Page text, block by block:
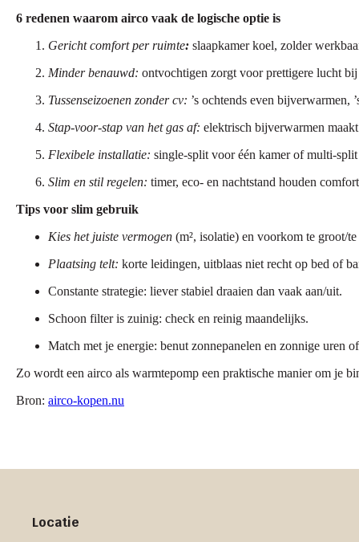
6 redenen waarom airco vaak de logische optie is
Gericht comfort per ruimte: slaapkamer koel, zolder
Minder benauwd: ontvochtigen zorgt voor prettigere lucht
Tussenseizoenen zonder cv: ’s ochtends even bijverwarmen,
Stap-voor-stap van het gas af: elektrisch bijverwarmen
Flexibele installatie: single-split voor één kamer of multi-
Slim en stil regelen: timer, eco- en nachtstand houden
Tips voor slim gebruik
Kies het juiste vermogen (m², isolatie) en voorkom te groot/
Plaatsing telt: korte leidingen, uitblaas niet recht op bed of
Constante strategie: liever stabiel draaien dan vaak aan/uit.
Schoon filter is zuinig: check en reinig maandelijks.
Match met je energie: benut zonnepanelen en zonnige uren
Zo wordt een airco als warmtepomp een praktische manier om je
Bron: airco-kopen.nu
Locatie